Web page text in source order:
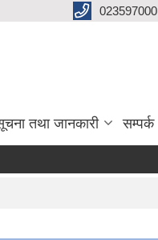
023597000
तथा जानकारी सम्पर्क